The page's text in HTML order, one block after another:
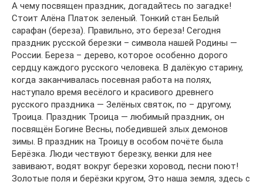
А чему посвящен праздник, догадайтесь по загадке!
Стоит Алёна Платок зеленый. Тонкий стан Белый
сарафан (береза). Правильно, это береза! Сегодня
праздник русской березки – символа нашей Родины —
России. Береза – дерево, которое особенно дорого
сердцу каждого русского человека. В далёкую старину,
когда заканчивалась посевная работа на полях,
наступало время весёлого и красивого древнего
русского праздника — Зелёных святок, по – другому,
Троица. Праздник Троица — любимый праздник, он
посвящён Богине Весны, победившей злых демонов
зимы. В праздник на Троицу в особом почёте была
Берёзка. Люди чествуют березку, венки для нее
завивают, водят вокруг березки хоровод, песни поют!
Золотые поля и берёзки кругом, Это наша земля, здесь с